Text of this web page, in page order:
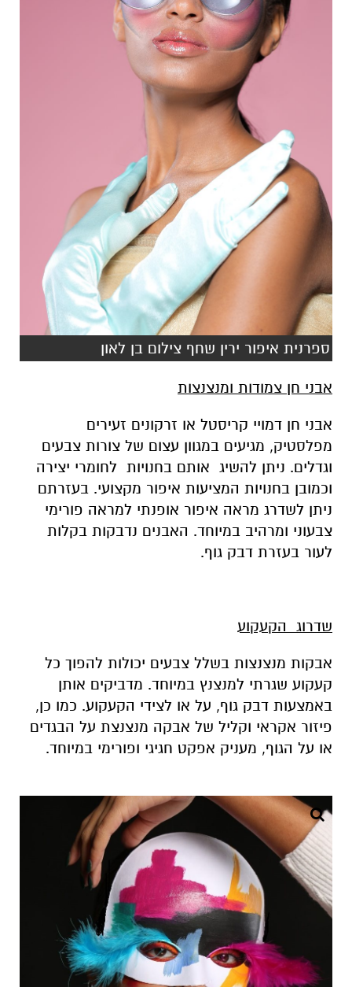
ספרנית איפור ירין שחף צילום בן לאון
אבני חן צמודות ומנצנצות
אבני חן דמויי קריסטל או זרקונים זעירים
מפלסטיק, מגיעים במגוון עצום של צורות צבעים
וגדלים. ניתן להשיג אותם בחנויות לחומרי יצירה
וכמובן בחנויות המציעות איפור מקצועי. בעזרתם
ניתן לשדרג מראה איפור אופנתי למראה פורימי
צבעוני ומרהיב במיוחד. האבנים נדבקות בקלות
לעור בעזרת דבק גוף.
שדרוג הקעקוע
אבקות מנצנצות בשלל צבעים יכולות להפוך כל
קעקוע שגרתי למנצנץ במיוחד. מדביקים אותן
באמצעות דבק גוף, על או לצידי הקעקוע. כמו כן,
פיזור אקראי וקליל של אבקה מנצנצת על הבגדים
או על הגוף, מעניק אפקט חגיגי ופורימי במיוחד.